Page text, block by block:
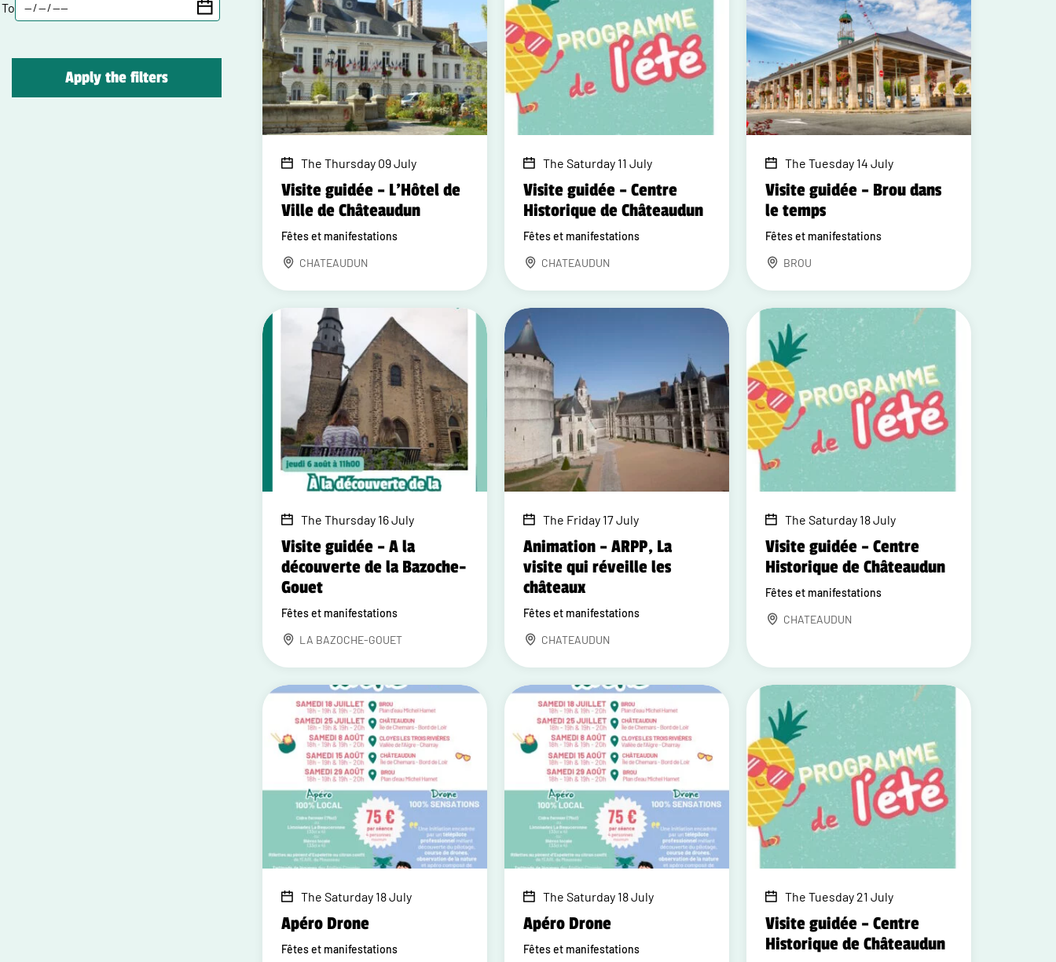
To
Apply the filters
The Thursday 09 July
Visite guidée – L'Hôtel de
Ville de Châteaudun
Fêtes et manifestations
CHATEAUDUN
The Saturday 11 July
Visite guidée – Centre
Historique de Châteaudun
Fêtes et manifestations
CHATEAUDUN
The Tuesday 14 July
Visite guidée – Brou dans
le temps
Fêtes et manifestations
BROU
The Thursday 16 July
Visite guidée – A la
découverte de la Bazoche-
Gouet
Fêtes et manifestations
LA BAZOCHE-GOUET
The Friday 17 July
Animation – ARPP, La
visite qui réveille les
châteaux
Fêtes et manifestations
CHATEAUDUN
The Saturday 18 July
Visite guidée – Centre
Historique de Châteaudun
Fêtes et manifestations
CHATEAUDUN
The Saturday 18 July
Apéro Drone
Fêtes et manifestations
The Saturday 18 July
Apéro Drone
Fêtes et manifestations
The Tuesday 21 July
Visite guidée – Centre
Historique de Châteaudun